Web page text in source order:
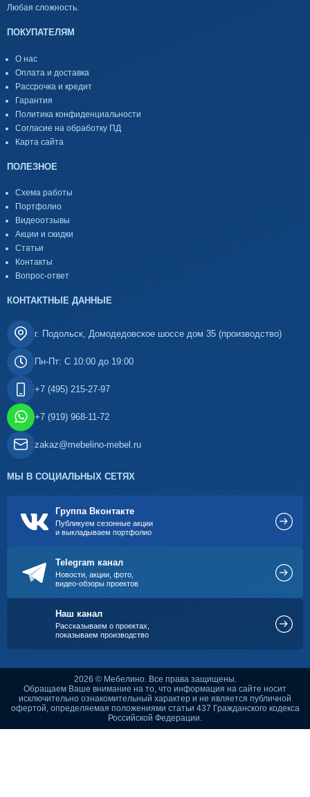
Любая сложность.
ПОКУПАТЕЛЯМ
О нас
Оплата и доставка
Рассрочка и кредит
Гарантия
Политика конфиденциальности
Согласие на обработку ПД
Карта сайта
ПОЛЕЗНОЕ
Схема работы
Портфолио
Видеоотзывы
Акции и скидки
Статьи
Контакты
Вопрос-ответ
КОНТАКТНЫЕ ДАННЫЕ
г. Подольск, Домодедовское шоссе дом 35 (производство)
Пн-Пт: С 10:00 до 19:00
+7 (495) 215-27-97
+7 (919) 968-11-72
zakaz@mebelino-mebel.ru
МЫ В СОЦИАЛЬНЫХ СЕТЯХ
Группа Вконтакте
Публикуем сезонные акции
и выкладываем портфолио
Telegram канал
Новости, акции, фото,
видео-обзоры проектов
Наш канал
Рассказываем о проектах,
показываем производство
2026 © Мебелино. Все права защищены.
Обращаем Ваше внимание на то, что информация на сайте носит
исключительно ознакомительный характер и не является публичной
офертой, определяемая положениями статьи 437 Гражданского кодекса
Российской Федерации.